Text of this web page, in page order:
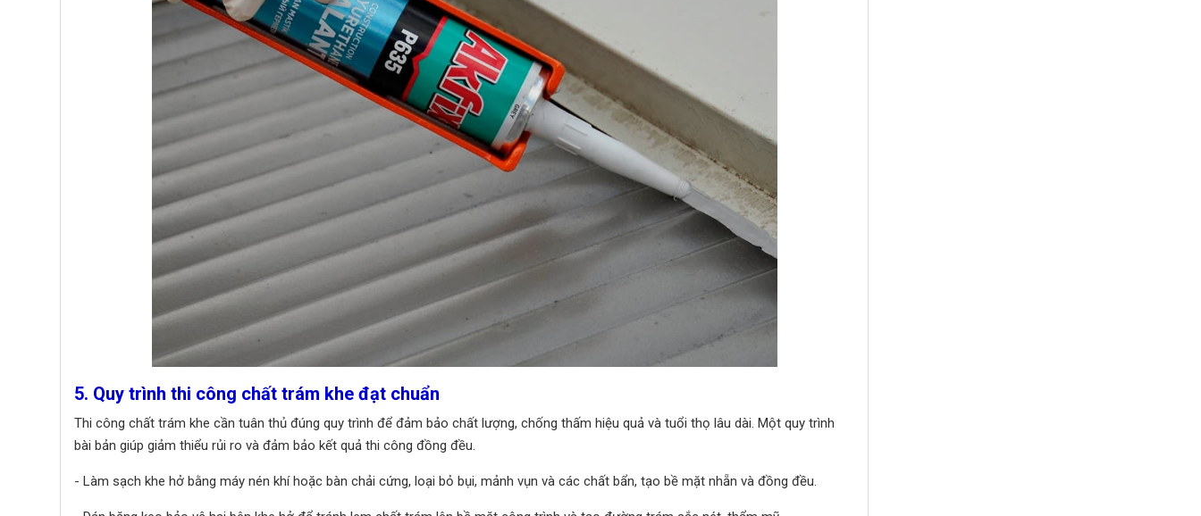
5. Quy trình thi công chất trám khe đạt chuẩn
Thi công chất trám khe cần tuân thủ đúng quy trình để đảm bảo chất lượng, chống thấm hiệu quả và tuổi thọ lâu dài. Một quy trình
bài bản giúp giảm thiểu rủi ro và đảm bảo kết quả thi công đồng đều.
- Làm sạch khe hở bằng máy nén khí hoặc bàn chải cứng, loại bỏ bụi, mảnh vụn và các chất bẩn, tạo bề mặt nhẵn và đồng đều.